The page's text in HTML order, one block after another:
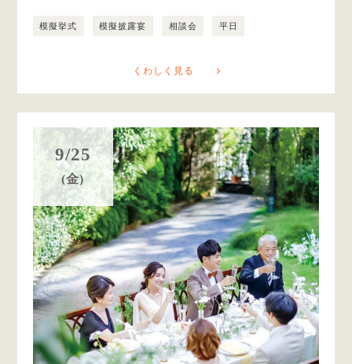
模擬挙式 模擬披露宴 相談会 平日
くわしく見る
9/25
(金)